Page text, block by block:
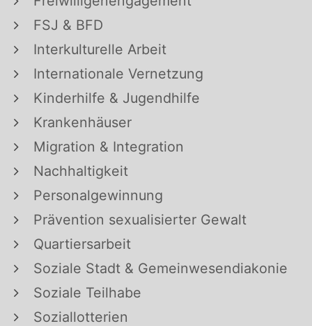
FSJ & BFD
Interkulturelle Arbeit
Internationale Vernetzung
Kinderhilfe & Jugendhilfe
Krankenhäuser
Migration & Integration
Nachhaltigkeit
Personalgewinnung
Prävention sexualisierter Gewalt
Quartiersarbeit
Soziale Stadt & Gemeinwesendiakonie
Soziale Teilhabe
Soziallotterien